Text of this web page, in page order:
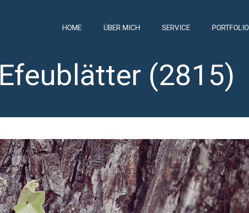
HOME ÜBER MICH SERVICE PORTFOLIO
Efeublätter (2815)